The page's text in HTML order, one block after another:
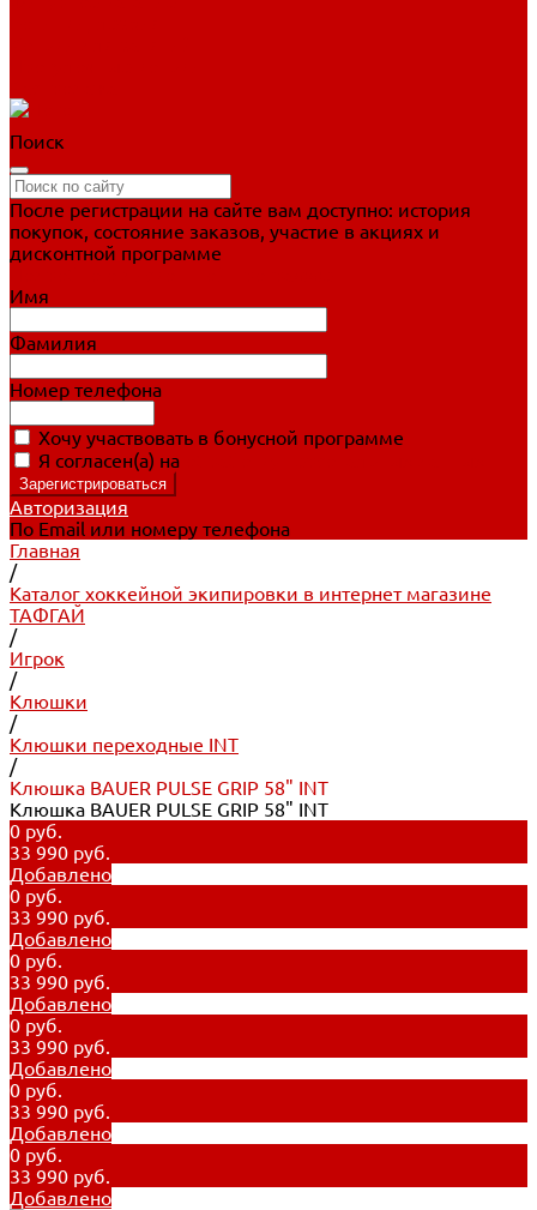
Поиск
После регистрации на сайте вам доступно: история
покупок, состояние заказов, участие в акциях и
дисконтной программе
Имя
Фамилия
Номер телефона
Хочу участвовать в бонусной программе
Я согласен(а) на
Авторизация
По Email или номеру телефона
Главная
/
Каталог хоккейной экипировки в интернет магазине
ТАФГАЙ
/
Игрок
/
Клюшки
/
Клюшки переходные INT
/
Клюшка BAUER PULSE GRIP 58" INT
Клюшка BAUER PULSE GRIP 58" INT
0 руб.
33 990 руб.
Добавлено
0 руб.
33 990 руб.
Добавлено
0 руб.
33 990 руб.
Добавлено
0 руб.
33 990 руб.
Добавлено
0 руб.
33 990 руб.
Добавлено
0 руб.
33 990 руб.
Добавлено